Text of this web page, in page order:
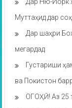
Дар Ню-Йорк
Муттаҳид дар
Дар шаҳри
мегардад
Густариши
ва Покистон
ОГОҲӢ! Аз 25